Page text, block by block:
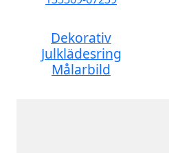
Dekorativ
Julklädesring
Målarbild